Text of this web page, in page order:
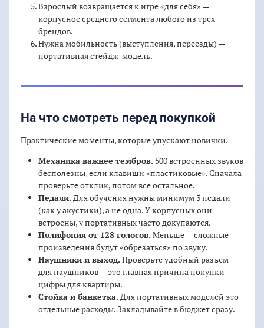
Взрослый возвращается к игре «для себя» —
корпусное среднего сегмента любого из трёх
брендов.
Нужна мобильность (выступления, переезды) —
портативная стейдж-модель.
На что смотреть перед покупкой
Практические моменты, которые упускают новички.
Механика важнее тембров. 500 встроенных звуков
бесполезны, если клавиши «пластиковые». Сначала
проверьте отклик, потом всё остальное.
Педали. Для обучения нужны минимум 3 педали
(как у акустики), а не одна. У корпусных они
встроены, у портативных часто докупаются.
Полифония от 128 голосов. Меньше — сложные
произведения будут «обрезаться» по звуку.
Наушники и выход. Проверьте удобный разъём
для наушников — это главная причина покупки
цифры для квартиры.
Стойка и банкетка. Для портативных моделей это
отдельные расходы. Закладывайте в бюджет сразу.